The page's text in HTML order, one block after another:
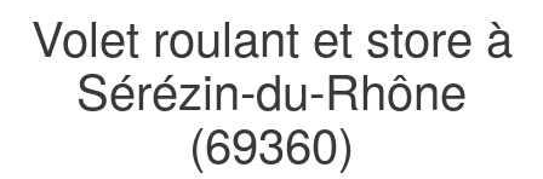
Volet roulant et store à
Sérézin-du-Rhône
(69360)